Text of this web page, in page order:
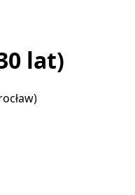
lat)